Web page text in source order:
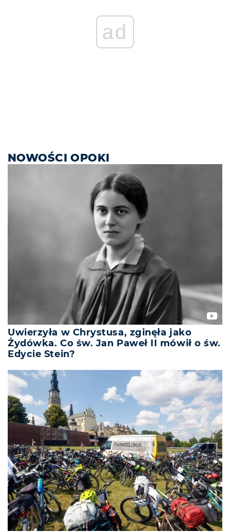
ad
NOWOŚCI OPOKI
Uwierzyła w Chrystusa, zginęła jako
Żydówka. Co św. Jan Paweł II mówił o św.
Edycie Stein?